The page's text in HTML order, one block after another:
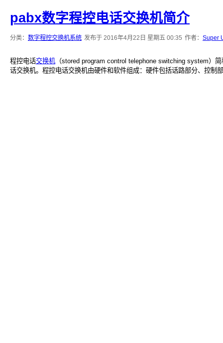
pabx数字程控电话交换机简介
分类： 数字程控交换机系统 发布于 2016年4月22日 星期五 00:35 作者： Super
程控电话交换机 （stored program control telephone switching system）
话交换机。程控电话交换机由硬件和软件组成：硬件包括话路部分、控制